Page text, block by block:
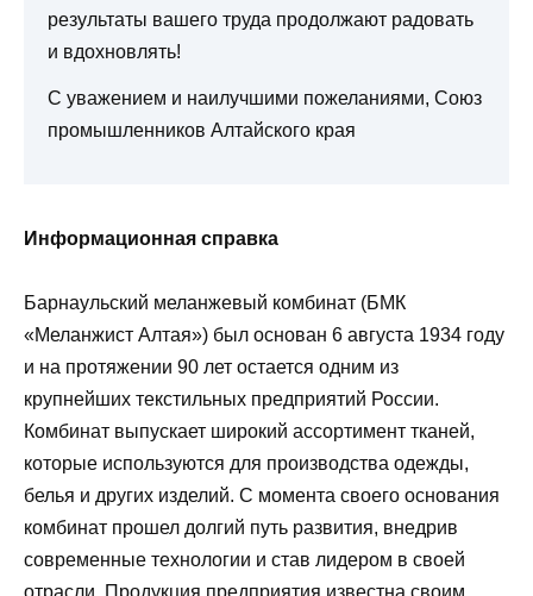
результаты вашего труда продолжают радовать
и вдохновлять!
С уважением и наилучшими пожеланиями, Союз
промышленников Алтайского края
Информационная справка
Барнаульский меланжевый комбинат (БМК
«Меланжист Алтая») был основан 6 августа 1934 году
и на протяжении 90 лет остается одним из
крупнейших текстильных предприятий России.
Комбинат выпускает широкий ассортимент тканей,
которые используются для производства одежды,
белья и других изделий. С момента своего основания
комбинат прошел долгий путь развития, внедрив
современные технологии и став лидером в своей